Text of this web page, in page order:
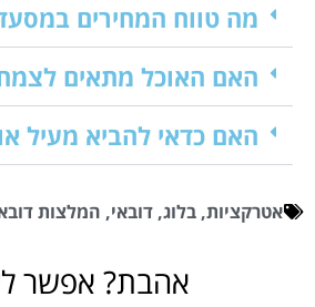
מה טווח המחירים
האם האוכל מתאים
האם כדאי להביא מעיל
אטרקציות, בלוג, דובאי, המלצות
אהבת? אפשר